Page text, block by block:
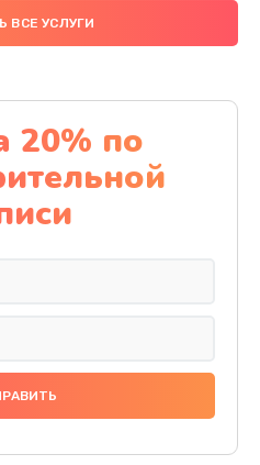
ВСЕ УСЛУГИ
20% по